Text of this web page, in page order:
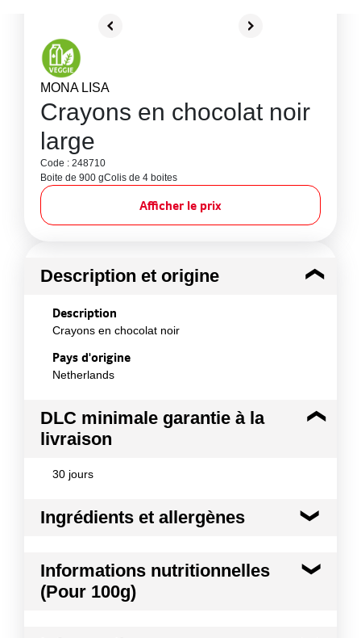
MONA LISA
Crayons en chocolat noir
large
Code : 248710
Boite de 900 gColis de 4 boites
Afficher le prix
Description et origine
Description
Crayons en chocolat noir
Pays d'origine
Netherlands
DLC minimale garantie à la
livraison
30 jours
Ingrédients et allergènes
pâte de cacao 51,0%; sucre 43,0%; beurre de cacao
5,5%; émulsifiant: lécithine de soja <1%
Informations nutritionnelles
(Pour 100g)